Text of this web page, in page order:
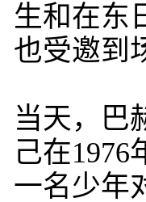
生和在东
也受邀到
当天，巴
己在
一名少年